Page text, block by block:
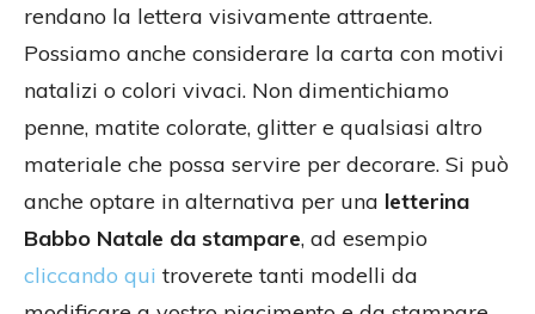
rendano la lettera visivamente attraente.
Possiamo anche considerare la carta con motivi
natalizi o colori vivaci. Non dimentichiamo
penne, matite colorate, glitter e qualsiasi altro
materiale che possa servire per decorare. Si può
anche optare in alternativa per una letterina
Babbo Natale da stampare, ad esempio
cliccando qui troverete tanti modelli da